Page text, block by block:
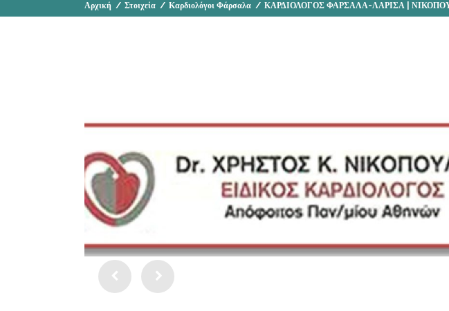
Αρχική / Στοιχεία / Καρδιολόγοι Φάρσαλα / ΚΑΡΔΙΟΛΟΓΟΣ ΦΑΡΣΑΛΑ-ΛΑΡΙΣΑ |